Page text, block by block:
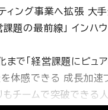
ィング事業へ拡張 大
題の最前線」 インハ
で「経営課題にピュ
を体感できる 成長加速
もチームで突破できる